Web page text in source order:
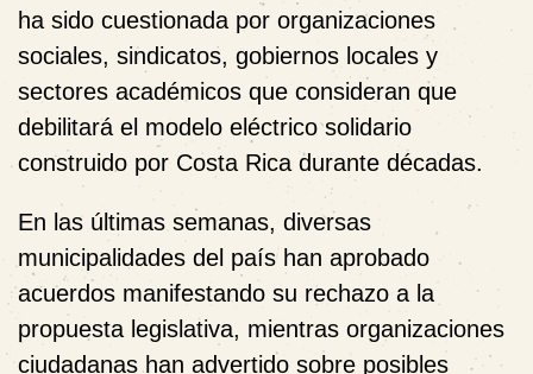
ha sido cuestionada por organizaciones
sociales, sindicatos, gobiernos locales y
sectores académicos que consideran que
debilitará el modelo eléctrico solidario
construido por Costa Rica durante décadas.
En las últimas semanas, diversas
municipalidades del país han aprobado
acuerdos manifestando su rechazo a la
propuesta legislativa, mientras organizaciones
ciudadanas han advertido sobre posibles